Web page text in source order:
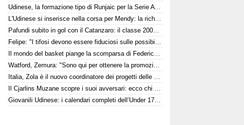
Udinese, la formazione tipo di Runjaic per la Serie A 2026/2027
L'Udinese si inserisce nella corsa per Mendy: la richiesta del Nizza per il difensore
Pafundi subito in gol con il Catanzaro: il classe 2006 segna nell'amichevole contro il Giugliano
Felipe: "I tifosi devono essere fiduciosi sulle possibilità dell'Udinese, Runjaic ha la squadra in mano"
Il mondo del basket piange la scomparsa di Federico Franceschin: il cordoglio della Pallacanestro Trieste
Watford, Zemura: "Sono qui per ottenere la promozione in Premier League"
Italia, Zola è il nuovo coordinatore dei progetti delle attività giovanili
Il Cjarlins Muzane scopre i suoi avversari: ecco chi sono
Giovanili Udinese: i calendari completi dell’Under 17, 16 e 15